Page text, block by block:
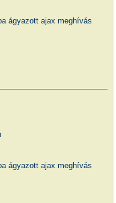
ágyazott ajax meghívás
ágyazott ajax meghívás